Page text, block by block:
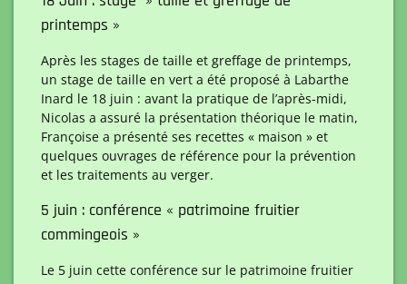
printemps »
Après les stages de taille et greffage de printemps,
un stage de taille en vert a été proposé à Labarthe
Inard le 18 juin : avant la pratique de l’après-midi,
Nicolas a assuré la présentation théorique le matin,
Françoise a présenté ses recettes « maison » et
quelques ouvrages de référence pour la prévention
et les traitements au verger.
5 juin : conférence « patrimoine fruitier
commingeois »
Le 5 juin cette conférence sur le patrimoine fruitier